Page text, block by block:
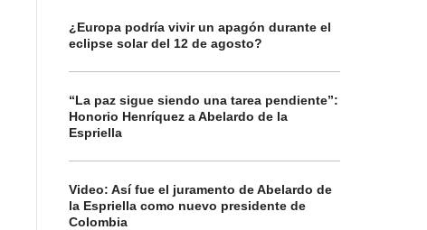
¿Europa podría vivir un apagón durante el
eclipse solar del 12 de agosto?
“La paz sigue siendo una tarea pendiente”:
Honorio Henríquez a Abelardo de la
Espriella
Video: Así fue el juramento de Abelardo de
la Espriella como nuevo presidente de
Colombia